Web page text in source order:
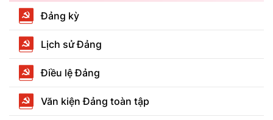
Đảng kỳ
Lịch sử Đảng
Điều lệ Đảng
Văn kiện Đảng toàn tập